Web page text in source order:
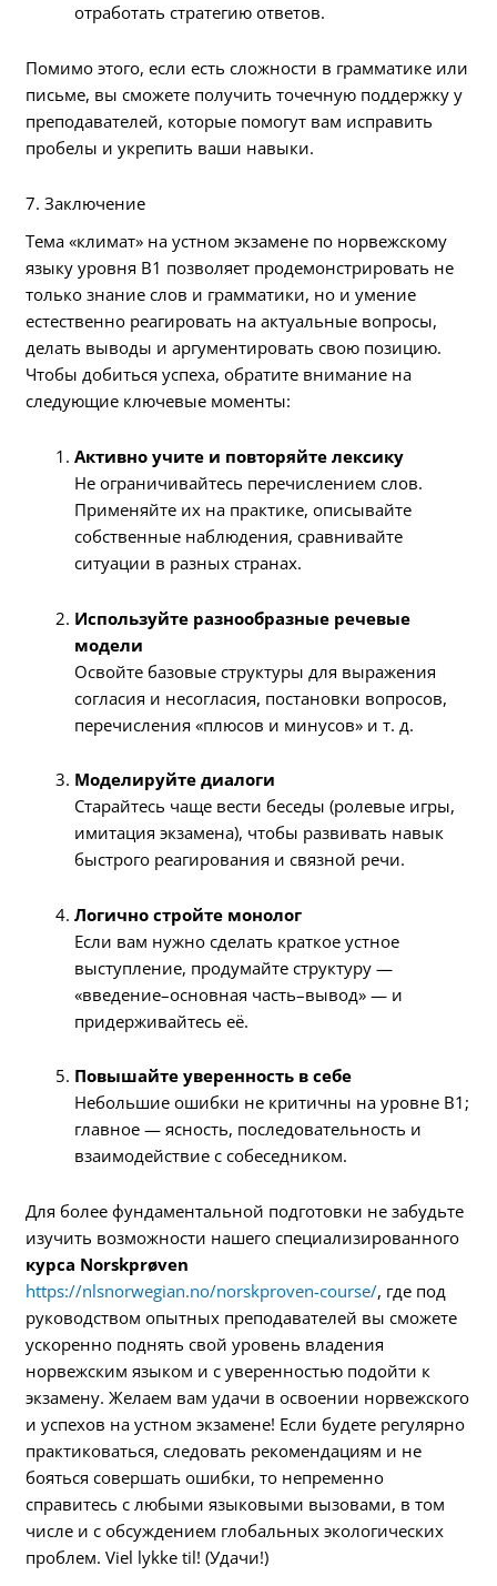
отработать стратегию ответов.
Помимо этого, если есть сложности в грамматике или
письме, вы сможете получить точечную поддержку у
преподавателей, которые помогут вам исправить
пробелы и укрепить ваши навыки.
7. Заключение
Тема «климат» на устном экзамене по норвежскому
языку уровня B1 позволяет продемонстрировать не
только знание слов и грамматики, но и умение
естественно реагировать на актуальные вопросы,
делать выводы и аргументировать свою позицию.
Чтобы добиться успеха, обратите внимание на
следующие ключевые моменты:
Активно учите и повторяйте лексику
Не ограничивайтесь перечислением слов.
Применяйте их на практике, описывайте
собственные наблюдения, сравнивайте
ситуации в разных странах.
Используйте разнообразные речевые
модели
Освойте базовые структуры для выражения
согласия и несогласия, постановки вопросов,
перечисления «плюсов и минусов» и т. д.
Моделируйте диалоги
Старайтесь чаще вести беседы (ролевые игры,
имитация экзамена), чтобы развивать навык
быстрого реагирования и связной речи.
Логично стройте монолог
Если вам нужно сделать краткое устное
выступление, продумайте структуру —
«введение–основная часть–вывод» — и
придерживайтесь её.
Повышайте уверенность в себе
Небольшие ошибки не критичны на уровне B1;
главное — ясность, последовательность и
взаимодействие с собеседником.
Для более фундаментальной подготовки не забудьте
изучить возможности нашего специализированного
курса Norskprøven
https://nlsnorwegian.no/norskproven-course/, где под
руководством опытных преподавателей вы сможете
ускоренно поднять свой уровень владения
норвежским языком и с уверенностью подойти к
экзамену. Желаем вам удачи в освоении норвежского
и успехов на устном экзамене! Если будете регулярно
практиковаться, следовать рекомендациям и не
бояться совершать ошибки, то непременно
справитесь с любыми языковыми вызовами, в том
числе и с обсуждением глобальных экологических
проблем. Viel lykke til! (Удачи!)